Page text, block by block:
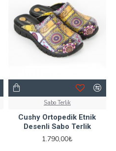
Sabo Terlik
Cushy Ortopedik Etnik
Desenli Sabo Terlik
1.790,00₺